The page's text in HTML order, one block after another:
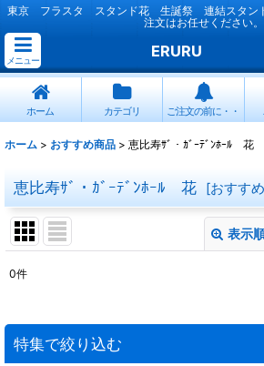
東京 フラスタ スタンド花 生誕祭 連結スタン
注文はお任せください。
メニュー
ERURU
ホーム カテゴリ ご注文の前に・・
ホーム > おすすめ商品 > 恵比寿ｻﾞ・ｶﾞｰﾃﾞﾝﾎｰﾙ 花
恵比寿ｻﾞ・ｶﾞｰﾃﾞﾝﾎｰﾙ 花 [おすす
表示
並び順 :
0件
特集で絞り込む